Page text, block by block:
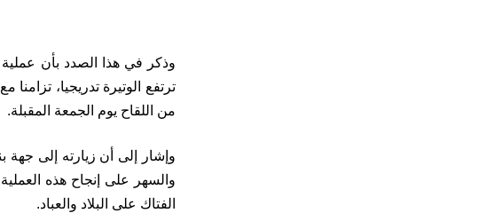
وذكر في هذا الصدد بأن
ترتفع الوتيرة تدريجيا،
من اللقاح يوم الجمعة المقبلة.
وإشار إلى أن زيارته إلى جهة
والسهر على إنجاح هذه العملية
الفتاك على البلاد والعباد.